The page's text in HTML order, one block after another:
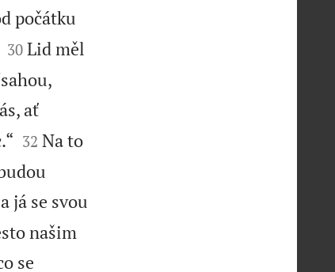
počátku

30 Lid měl
ať

32 Na to
já se svou
našim
se